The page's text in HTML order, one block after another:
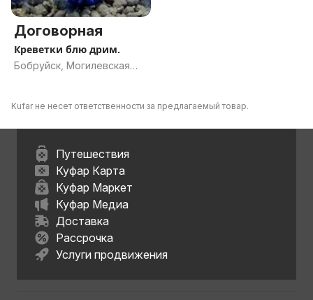
Договорная
Креветки блю дрим.
Бобруйск, Могилевская
Kufar не несет ответственности за предлагаемый товар.
Путешествия
Куфар Карта
Куфар Маркет
Куфар Медиа
Доставка
Рассрочка
Услуги продвижения